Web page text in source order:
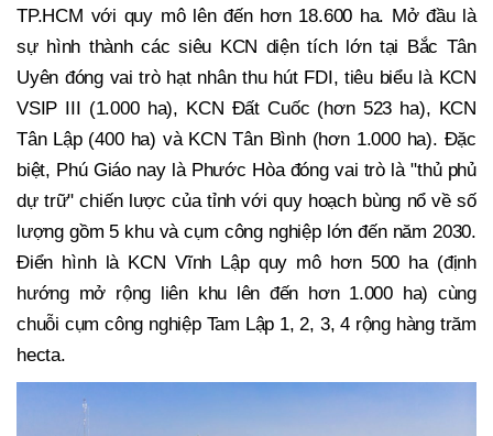
TP.HCM với quy mô lên đến hơn 18.600 ha. Mở đầu là
sự hình thành các siêu KCN diện tích lớn tại Bắc Tân
Uyên đóng vai trò hạt nhân thu hút FDI, tiêu biểu là KCN
VSIP III (1.000 ha), KCN Đất Cuốc (hơn 523 ha), KCN
Tân Lập (400 ha) và KCN Tân Bình (hơn 1.000 ha). Đặc
biệt, Phú Giáo nay là Phước Hòa đóng vai trò là "thủ phủ
dự trữ" chiến lược của tỉnh với quy hoạch bùng nổ về số
lượng gồm 5 khu và cụm công nghiệp lớn đến năm 2030.
Điển hình là KCN Vĩnh Lập quy mô hơn 500 ha (định
hướng mở rộng liên khu lên đến hơn 1.000 ha) cùng
chuỗi cụm công nghiệp Tam Lập 1, 2, 3, 4 rộng hàng trăm
hecta.